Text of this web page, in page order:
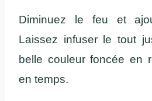
Diminuez le feu et
Laissez infuser le tout
belle couleur foncée en
en temps.